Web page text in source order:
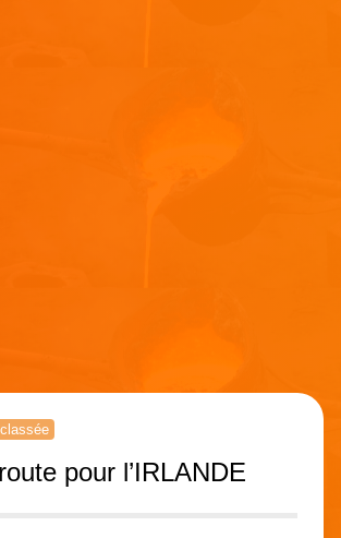
pour l’IRLANDE